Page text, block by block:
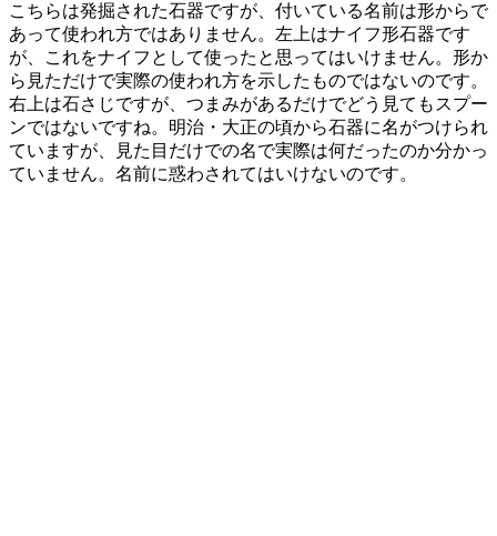
こちらは発掘された石器ですが、付いている名前は形からで
あって使われ方ではありません。左上はナイフ形石器です
が、これをナイフとして使ったと思ってはいけません。形か
ら見ただけで実際の使われ方を示したものではないのです。
右上は石さじですが、つまみがあるだけでどう見てもスプー
ンではないですね。明治・大正の頃から石器に名がつけられ
ていますが、見た目だけでの名で実際は何だったのか分かっ
ていません。名前に惑わされてはいけないのです。